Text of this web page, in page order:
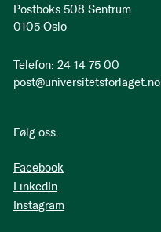
Postboks 508 Sentrum
0105 Oslo
Telefon: 24 14 75 00
post@universitetsforlaget.no
Følg oss:
Facebook
LinkedIn
Instagram